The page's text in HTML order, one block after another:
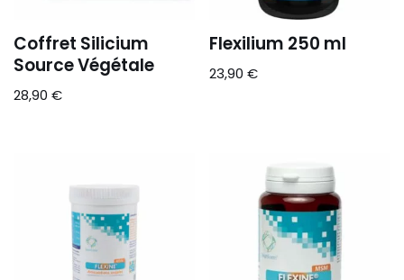
Coffret Silicium
Source Végétale
28,90 €
Flexilium 250 ml
23,90€